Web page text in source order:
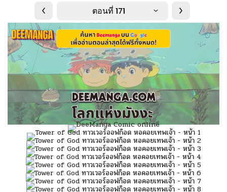
ตอนที่ 171